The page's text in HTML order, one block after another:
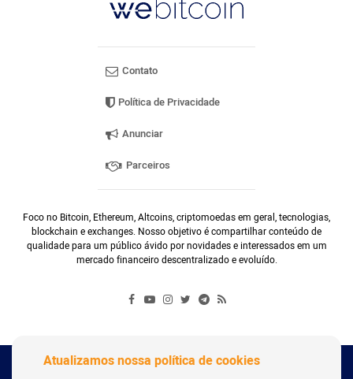
Contato
Política de Privacidade
Anunciar
Parceiros
Foco no Bitcoin, Ethereum, Altcoins, criptomoedas em geral, tecnologias,
blockchain e exchanges. Nosso objetivo é compartilhar conteúdo de
qualidade para um público ávido por novidades e interessados em um
mercado financeiro descentralizado e evoluído.
Atualizamos nossa política de cookies